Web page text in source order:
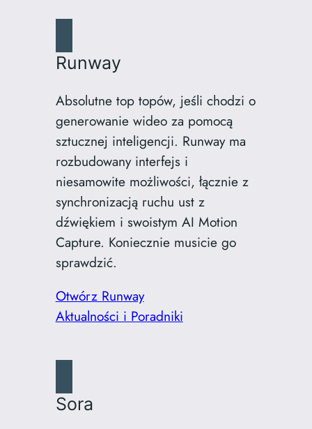
Runway
Absolutne top topów, jeśli chodzi o
generowanie wideo za pomocą
sztucznej inteligencji. Runway ma
rozbudowany interfejs i
niesamowite możliwości, łącznie z
synchronizacją ruchu ust z
dźwiękiem i swoistym AI Motion
Capture. Koniecznie musicie go
sprawdzić.
Otwórz Runway
Aktualności i Poradniki
Sora